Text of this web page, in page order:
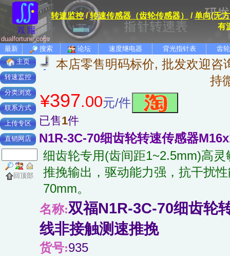
dualfortune.com
转速监控/转速传感器（齿轮传感器） /单向(无
有
最新 搜索 论坛 速度继电器 背光指针表
齿
主页
转速监控
分类浏览
联系方式
上传专区
直销网店
回顶部
本店零售明码标价, 批发欢迎
持
¥397.00元/件
已售1件
N1R-3C-70细齿轮转速传感器
细齿轮专用(齿间距1~2.5mm)高
推挽输出，驱动能力强，抗干扰
70mm。
名称:双福N1R-3C-70细齿轮
线非接触测速推挽
货号:935